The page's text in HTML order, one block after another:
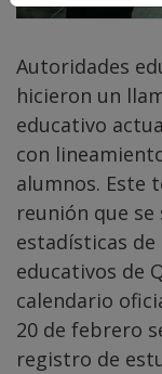
Autoridades
hicieron un
educativo
con
alumnos. Este
reunión que
estadísticas
educativos de
calendario
20 de febrero
registro de